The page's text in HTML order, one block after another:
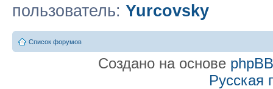
пользователь: Yurcovsky
Список форумов
Создано на основе phpBB
Русская